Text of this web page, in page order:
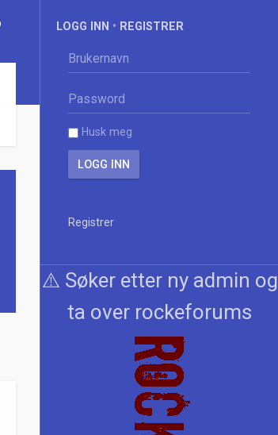
LOGG INN • REGISTRER
Husk meg
Registrer
⚠️ Søker etter ny admin og
ta over rockeforums